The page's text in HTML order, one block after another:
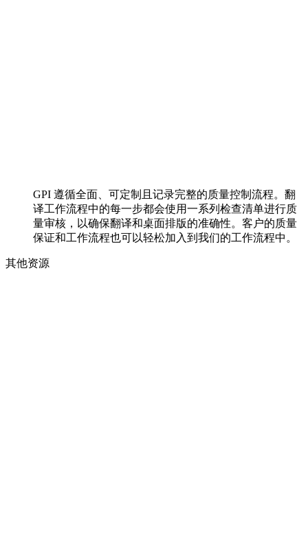
GPI 遵循全面、可定制且记录完整的质量控制流程。翻
译工作流程中的每一步都会使用一系列检查清单进行质
量审核，以确保翻译和桌面排版的准确性。客户的质量
保证和工作流程也可以轻松加入到我们的工作流程中。
其他资源